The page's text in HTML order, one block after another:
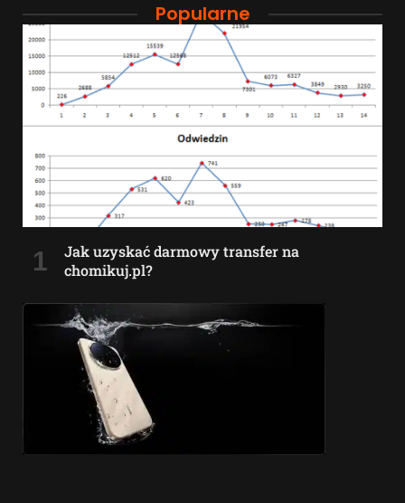
Popularne
Jak uzyskać darmowy transfer na
chomikuj.pl?